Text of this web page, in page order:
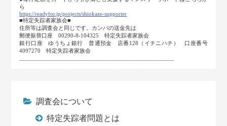
ら
https://readyfor.jp/projects/shiokaze-supporter
■特定失踪者家族会■
住所等は調査会と同じです。カンパの送金先は
郵便振替口座 00290-8-104325 特定失踪者家族会
銀行口座 ゆうちょ銀行 普通預金 店番128（イチニハチ） 口座番号
4097270 特定失踪者家族会
調査会について
特定失踪者問題とは